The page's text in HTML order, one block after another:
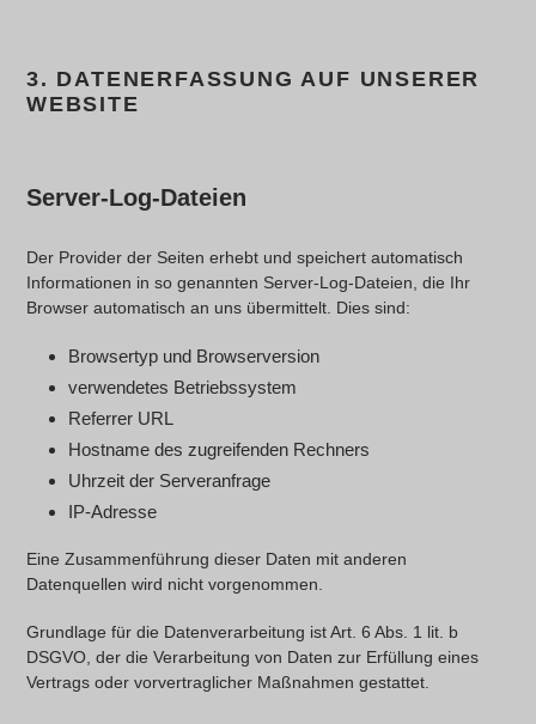
3. DATENERFASSUNG AUF UNSERER
WEBSITE
Server-Log-Dateien
Der Provider der Seiten erhebt und speichert automatisch
Informationen in so genannten Server-Log-Dateien, die Ihr
Browser automatisch an uns übermittelt. Dies sind:
Browsertyp und Browserversion
verwendetes Betriebssystem
Referrer URL
Hostname des zugreifenden Rechners
Uhrzeit der Serveranfrage
IP-Adresse
Eine Zusammenführung dieser Daten mit anderen
Datenquellen wird nicht vorgenommen.
Grundlage für die Datenverarbeitung ist Art. 6 Abs. 1 lit. b
DSGVO, der die Verarbeitung von Daten zur Erfüllung eines
Vertrags oder vorvertraglicher Maßnahmen gestattet.